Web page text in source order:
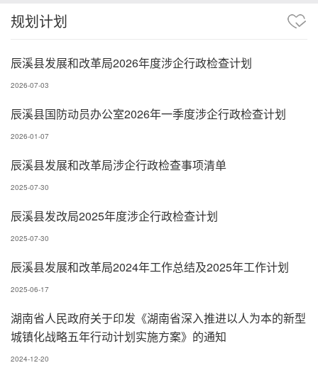
规划计划
辰溪县发展和改革局2026年度涉企行政检查计划
2026-07-03
辰溪县国防动员办公室2026年一季度涉企行政检查计划
2026-01-07
辰溪县发展和改革局涉企行政检查事项清单
2025-07-30
辰溪县发改局2025年度涉企行政检查计划
2025-07-30
辰溪县发展和改革局2024年工作总结及2025年工作计划
2025-06-17
湖南省人民政府关于印发《湖南省深入推进以人为本的新型
城镇化战略五年行动计划实施方案》的通知
2024-12-20